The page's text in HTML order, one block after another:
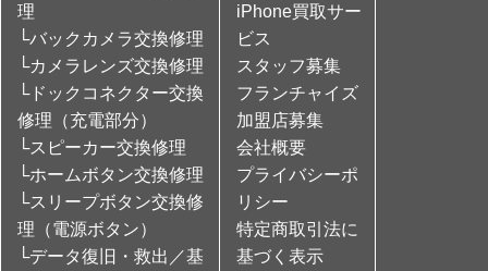
理
└バックカメラ交換修理
└カメラレンズ交換修理
└ドックコネクター交換
修理（充電部分）
└スピーカー交換修理
└ホームボタン交換修理
└スリープボタン交換修
理（電源ボタン）
└データ復旧・救出／基
iPhone買取サー
ビス
スタッフ募集
フランチャイズ
加盟店募集
会社概要
プライバシーポ
リシー
特定商取引法に
基づく表示